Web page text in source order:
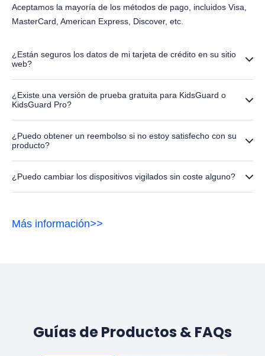
Aceptamos la mayoría de los métodos de pago, incluidos Visa,
MasterCard, American Express, Discover, etc.
¿Están seguros los datos de mi tarjeta de crédito en su sitio
web?
incluidos los datos de pago, están seguros en nuestro sitio web.
¿Existe una versión de prueba gratuita para KidsGuard o
KidsGuard Pro?
proporciona para que usted pueda experimentar el producto sin
¿Puedo obtener un reembolso si no estoy satisfecho con su
producto?
problemas técnicos con nuestro producto en un plazo de 30
¿Puedo cambiar los dispositivos vigilados sin coste alguno?
dispositivo anterior antes de añadir uno nuevo, y el nuevo
Más información>>
Guías de Productos & FAQs